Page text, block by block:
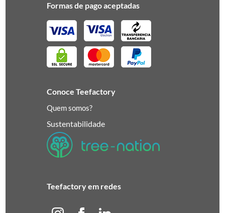
Formas de pago aceptadas
Conoce Teefactory
Quem somos?
Sustentabilidade
Teefactory em redes